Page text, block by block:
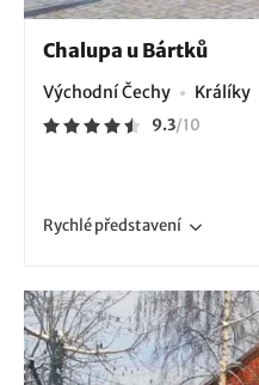
Chalupa u Bártků
Východní Čechy Králíky
9.3/10
Rychlépředstavení